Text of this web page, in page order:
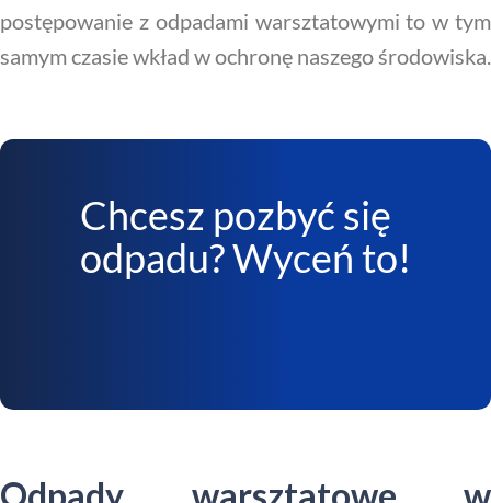
postępowanie z odpadami warsztatowymi to w tym
samym czasie wkład w ochronę naszego środowiska.
Chcesz pozbyć się
odpadu? Wyceń to!